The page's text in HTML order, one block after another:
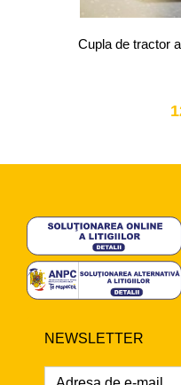
Cupla de tractor
NEWSLETTER